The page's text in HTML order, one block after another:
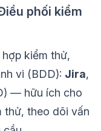
phối kiểm
kiểm thử,
vi (BDD): Jira,
— hữu ích cho
thử, theo dõi vấn